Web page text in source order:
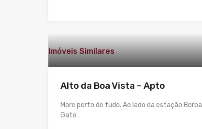
Imóveis Similares
Alto da Boa Vista – Apto
More perto de tudo. Ao lado da estação Borba
Gato…